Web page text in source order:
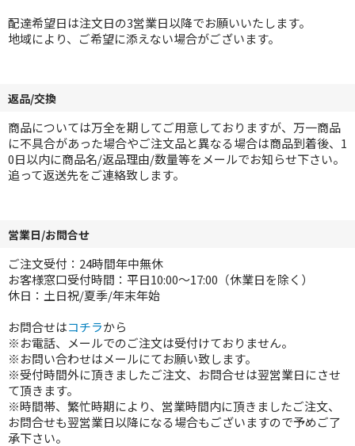
配達希望日は注文日の3営業日以降でお願いいたします。
地域により、ご希望に添えない場合がございます。
返品/交換
商品については万全を期してご用意しておりますが、万一商品
に不具合があった場合やご注文品と異なる場合は商品到着後、1
0日以内に商品名/返品理由/数量等をメールでお知らせ下さい。
追って返送先をご連絡致します。
営業日/お問合せ
ご注文受付：24時間年中無休
お客様窓口受付時間：平日10:00～17:00（休業日を除く）
休日：土日祝/夏季/年末年始
お問合せはコチラから
※お電話、メールでのご注文は受付けておりません。
※お問い合わせはメールにてお願い致します。
※受付時間外に頂きましたご注文、お問合せは翌営業日にさせ
て頂きます。
※時間帯、繁忙時期により、営業時間内に頂きましたご注文、
お問合せも翌営業日以降になる場合もございますので予めご了
承下さい。